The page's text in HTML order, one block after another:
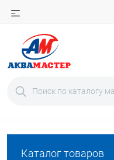
Каталог товаров